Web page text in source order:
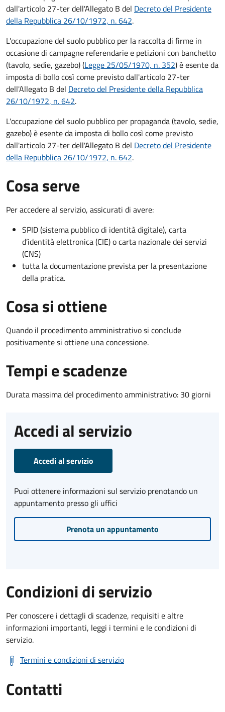
dall'articolo 27-ter dell'Allegato B del Decreto del Presidente
della Repubblica 26/10/1972, n. 642.
L'occupazione del suolo pubblico per la raccolta di firme in
occasione di campagne referendarie e petizioni con banchetto
(tavolo, sedie, gazebo) (Legge 25/05/1970, n. 352) è esente da
imposta di bollo così come previsto dall'articolo 27-ter
dell'Allegato B del Decreto del Presidente della Repubblica
26/10/1972, n. 642.
L'occupazione del suolo pubblico per propaganda (tavolo, sedie,
gazebo) è esente da imposta di bollo così come previsto
dall'articolo 27-ter dell'Allegato B del Decreto del Presidente
della Repubblica 26/10/1972, n. 642.
Cosa serve
Per accedere al servizio, assicurati di avere:
SPID (sistema pubblico di identità digitale), carta
d’identità elettronica (CIE) o carta nazionale dei servizi
(CNS)
tutta la documentazione prevista per la presentazione
della pratica.
Cosa si ottiene
Quando il procedimento amministrativo si conclude
positivamente si ottiene una concessione.
Tempi e scadenze
Durata massima del procedimento amministrativo: 30 giorni
Accedi al servizio
Accedi al servizio
Puoi ottenere informazioni sul servizio prenotando un
appuntamento presso gli uffici
Prenota un appuntamento
Condizioni di servizio
Per conoscere i dettagli di scadenze, requisiti e altre
informazioni importanti, leggi i termini e le condizioni di
servizio.
Termini e condizioni di servizio
Contatti